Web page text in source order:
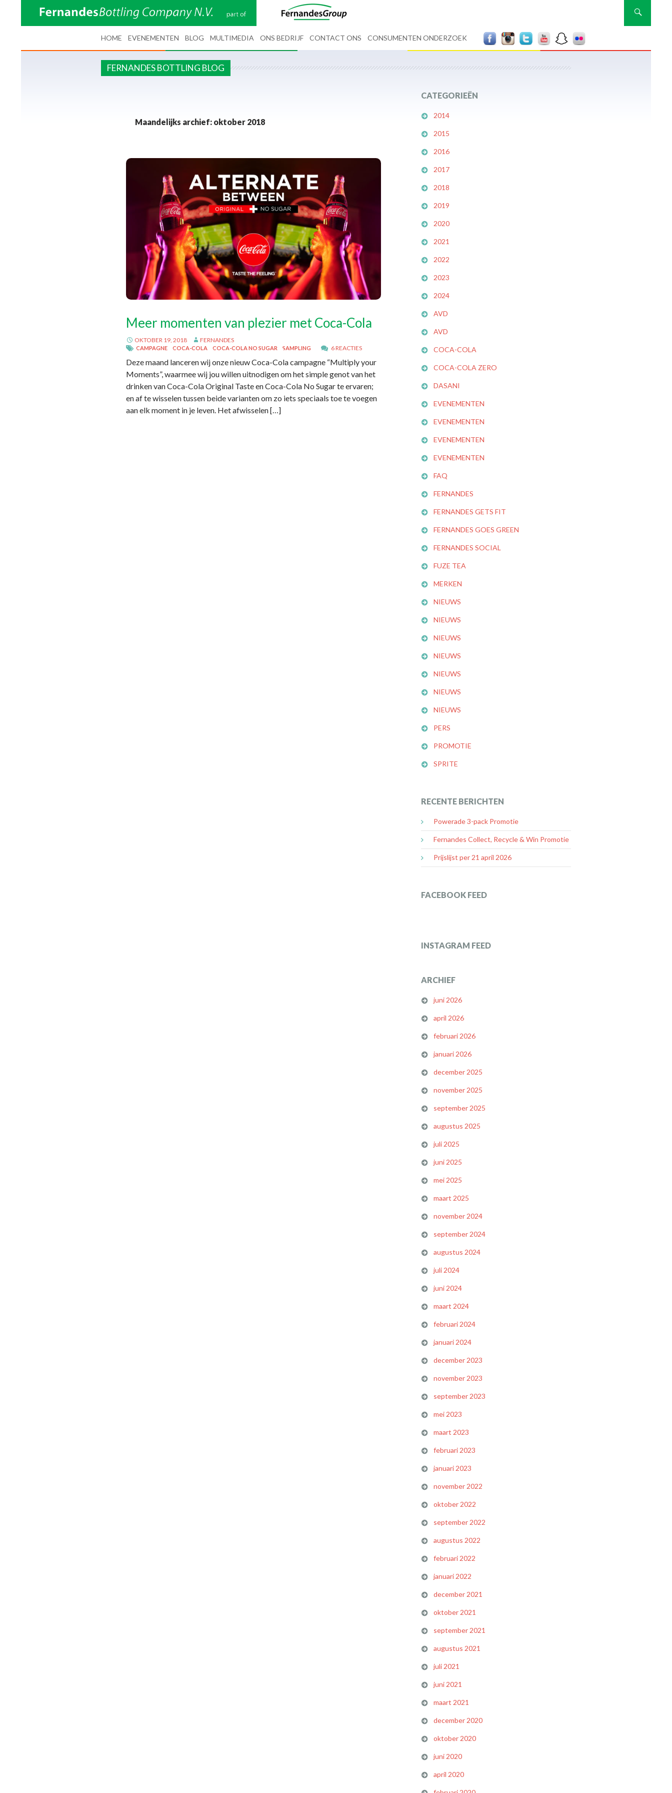
Zoeken
HOME EVENEMENTEN BLOG MULTIMEDIA ONS BEDRIJF CONTACT ONS CONSUMENTEN ONDERZOEK
FERNANDES BOTTLING BLOG
Maandelijks archief: oktober 2018
Meer momenten van plezier met Coca-Cola
OKTOBER 19, 2018 FERNANDES
CAMPAGNE COCA-COLA COCA-COLA NO SUGAR SAMPLING 6 REACTIES
Deze maand lanceren wij onze nieuw Coca-Cola campagne “Multiply your
Moments”, waarmee wij jou willen uitnodigen om het simple genot van het
drinken van Coca-Cola Original Taste en Coca-Cola No Sugar te ervaren;
en af te wisselen tussen beide varianten om zo iets speciaals toe te voegen
aan elk moment in je leven. Het afwisselen […]
CATEGORIEËN
2014
2015
2016
2017
2018
2019
2020
2021
2022
2023
2024
AVD
AVD
COCA-COLA
COCA-COLA ZERO
DASANI
EVENEMENTEN
EVENEMENTEN
EVENEMENTEN
EVENEMENTEN
FAQ
FERNANDES
FERNANDES GETS FIT
FERNANDES GOES GREEN
FERNANDES SOCIAL
FUZE TEA
MERKEN
NIEUWS
NIEUWS
NIEUWS
NIEUWS
NIEUWS
NIEUWS
NIEUWS
PERS
PROMOTIE
SPRITE
RECENTE BERICHTEN
Powerade 3-pack Promotie
Fernandes Collect, Recycle & Win Promotie
Prijslijst per 21 april 2026
FACEBOOK FEED
INSTAGRAM FEED
ARCHIEF
juni 2026
april 2026
februari 2026
januari 2026
december 2025
november 2025
september 2025
augustus 2025
juli 2025
juni 2025
mei 2025
maart 2025
november 2024
september 2024
augustus 2024
juli 2024
juni 2024
maart 2024
februari 2024
januari 2024
december 2023
november 2023
september 2023
mei 2023
maart 2023
februari 2023
januari 2023
november 2022
oktober 2022
september 2022
augustus 2022
februari 2022
januari 2022
december 2021
oktober 2021
september 2021
augustus 2021
juli 2021
juni 2021
maart 2021
december 2020
oktober 2020
juni 2020
april 2020